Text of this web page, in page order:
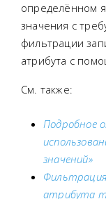
определённом
значения с
фильтрации
атрибута с
См. также:
Подробное
значений»
атрибута